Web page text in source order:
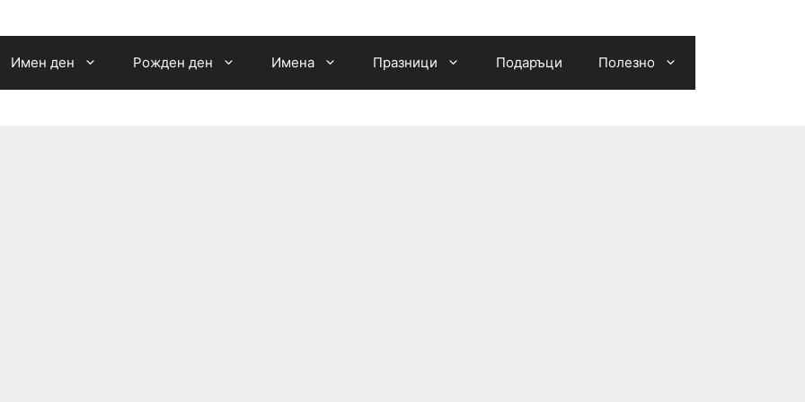
Имен ден Рожден ден Имена Празници Подаръци Полезно